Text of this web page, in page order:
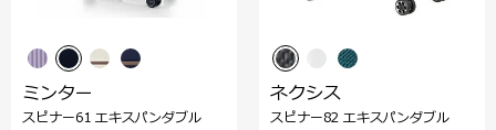
ミンター
スピナー61 エキスパンダブル
ネクシス
スピナー82 エキスパンダブル